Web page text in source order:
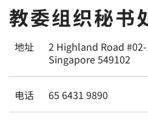
教委组织秘书
地址
2 Highland Road
Singapore 549102
电话 65 6431 9890